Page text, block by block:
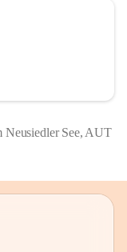
Neusiedler See, AUT